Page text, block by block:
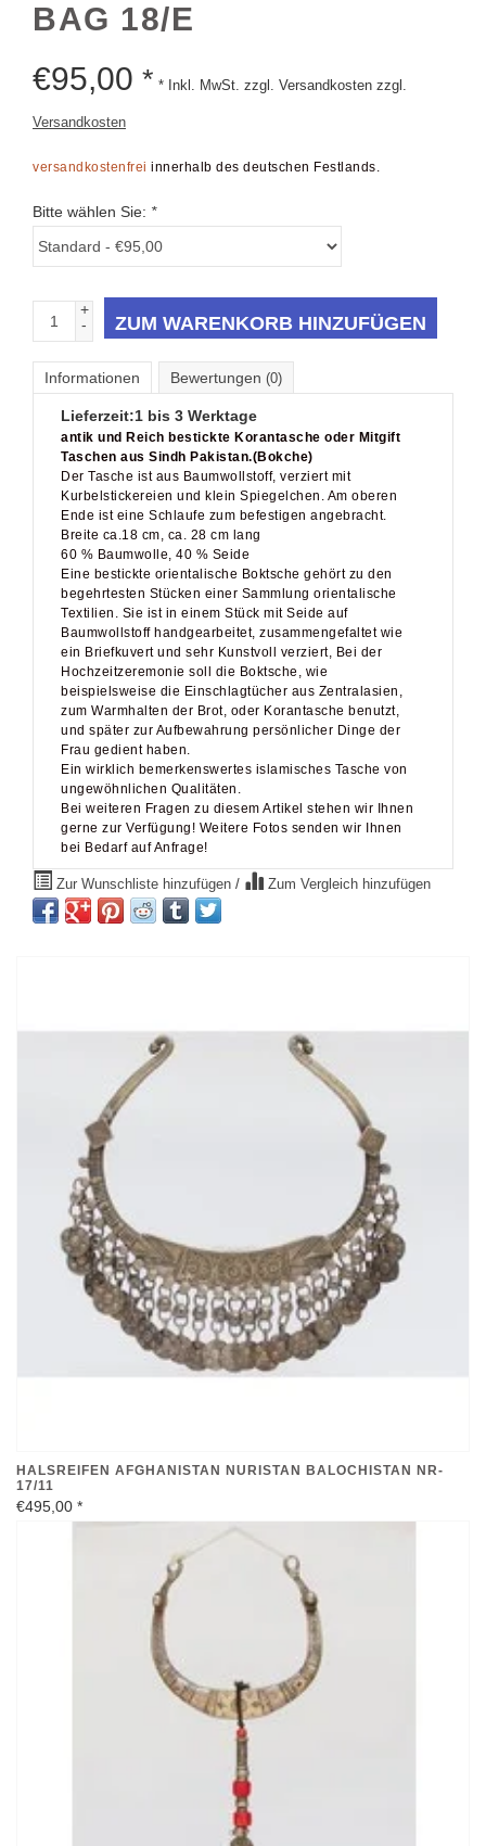
BAG 18/E
€95,00 * * Inkl. MwSt. zzgl. Versandkosten zzgl.
Versandkosten
versandkostenfrei innerhalb des deutschen Festlands.
Bitte wählen Sie: *
+
-
ZUM WARENKORB HINZUFÜGEN
Informationen Bewertungen (0)
Lieferzeit:1 bis 3 Werktage
antik und Reich bestickte Korantasche oder Mitgift
Taschen aus Sindh Pakistan.(Bokche)
Der Tasche ist aus Baumwollstoff, verziert mit
Kurbelstickereien und klein Spiegelchen. Am oberen
Ende ist eine Schlaufe zum befestigen angebracht.
Breite ca.18 cm, ca. 28 cm lang
60 % Baumwolle, 40 % Seide
Eine bestickte orientalische Boktsche gehört zu den
begehrtesten Stücken einer Sammlung orientalische
Textilien. Sie ist in einem Stück mit Seide auf
Baumwollstoff handgearbeitet, zusammengefaltet wie
ein Briefkuvert und sehr Kunstvoll verziert, Bei der
Hochzeitzeremonie soll die Boktsche, wie
beispielsweise die Einschlagtücher aus Zentralasien,
zum Warmhalten der Brot, oder Korantasche benutzt,
und später zur Aufbewahrung persönlicher Dinge der
Frau gedient haben.
Ein wirklich bemerkenswertes islamisches Tasche von
ungewöhnlichen Qualitäten.
Bei weiteren Fragen zu diesem Artikel stehen wir Ihnen
gerne zur Verfügung! Weitere Fotos senden wir Ihnen
bei Bedarf auf Anfrage!
Zur Wunschliste hinzufügen / Zum Vergleich hinzufügen
HALSREIFEN AFGHANISTAN NURISTAN BALOCHISTAN NR-
17/11
€495,00 *